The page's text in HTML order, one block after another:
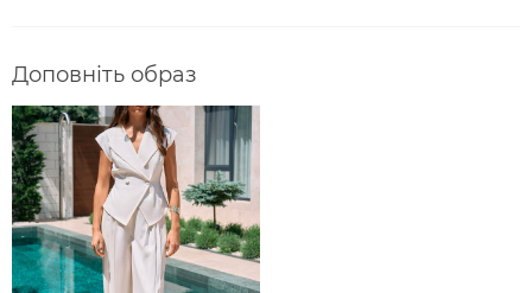
Доповніть образ